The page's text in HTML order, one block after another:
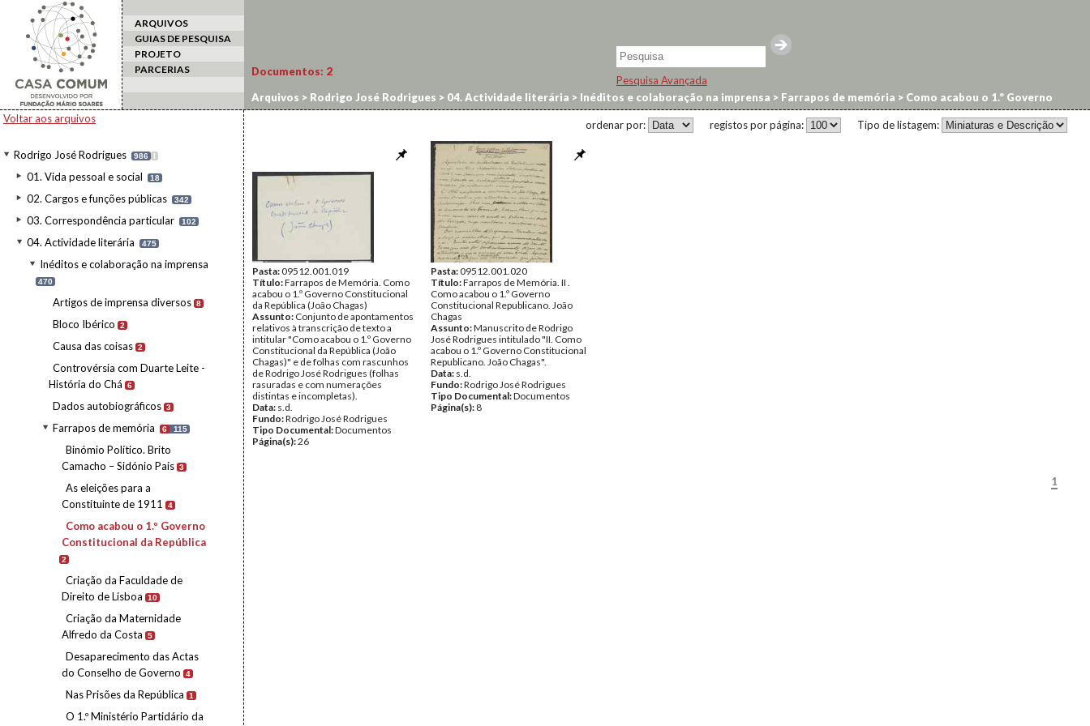
ARQUIVOS
GUIAS DE PESQUISA
PROJETO
PARCERIAS
Pesquisa Avançada
Voltar aos arquivos
Rodrigo José Rodrigues 986 I
01. Vida pessoal e social 18
02. Cargos e funções públicas 342
03. Correspondência particular 102
04. Actividade literária 475
Inéditos e colaboração na imprensa
470
Artigos de imprensa diversos 8
Bloco Ibérico 2
Causa das coisas 2
Controvérsia com Duarte Leite -
História do Chá
6
Dados autobiográficos 3
Farrapos de memória 6 115
Binómio Político. Brito
Camacho – Sidónio Pais 3
As eleições para a
Constituinte de 1911
4
Como acabou o 1.º Governo
Constitucional da República
2
Criação da Faculdade de
Direito de Lisboa
10
Criação da Maternidade
Alfredo da Costa
5
Desaparecimento das Actas
do Conselho de Governo
4
Nas Prisões da República 1
O 1.º Ministério Partidário da
Documentos: 2
Arquivos > Rodrigo José Rodrigues > 04. Actividade literária > Inéditos e colaboração na imprensa > Farrapos de memória > Como acabou o 1.º Governo
Constitucional da República
Tipo de listagem:
registos por página:
ordenar por:
Pasta:09512.001.019
Título:Farrapos de Memória. Como
acabou o 1.º Governo Constitucional
da República (João Chagas)
Assunto: Conjunto de apontamentos
relativos à transcrição de texto a
intitular "Como acabou o 1.º Governo
Constitucional da República (João
Chagas)" e de folhas com rascunhos
de Rodrigo José Rodrigues (folhas
rasuradas e com numerações
distintas e incompletas).
Data: s.d.
Fundo:Rodrigo José Rodrigues
Tipo Documental:Documentos
Página(s):26
Pasta:09512.001.020
Título:Farrapos de Memória. II .
Como acabou o 1.º Governo
Constitucional Republicano. João
Chagas
Assunto:Manuscrito de Rodrigo
José Rodrigues intitulado "II. Como
acabou o 1.º Governo Constitucional
Republicano. João Chagas".
Data: s.d.
Fundo:Rodrigo José Rodrigues
Tipo Documental:Documentos
Página(s): 8
1